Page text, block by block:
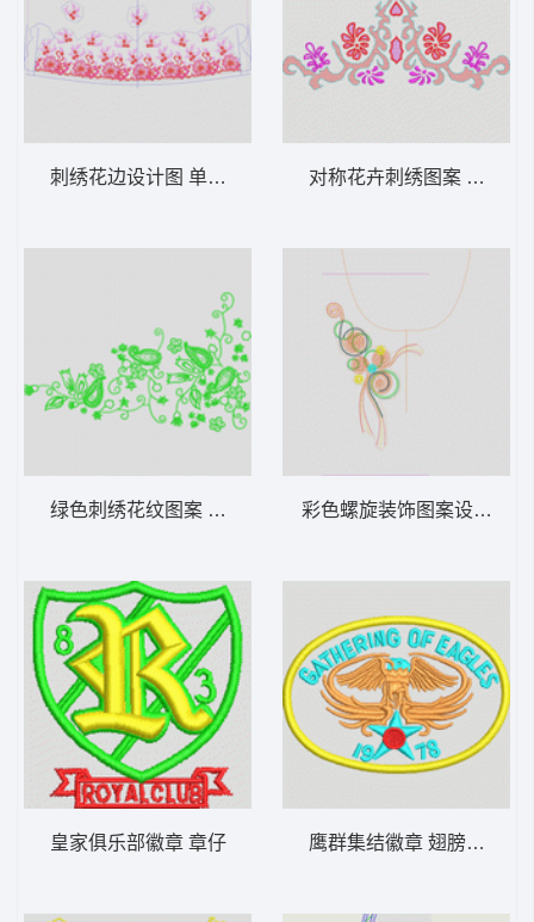
刺绣花边设计图 单针叶花裙
绿色刺绣花纹图案 抽象腰果锁针花衣角
皇家俱乐部徽章 章仔
对称花卉刺绣图案 网格包
彩色螺旋装饰图案设计图
鹰群集结徽章 翅膀章仔